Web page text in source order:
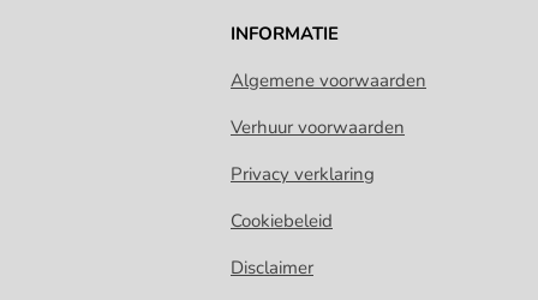
INFORMATIE
Algemene voorwaarden
Verhuur voorwaarden
Privacy verklaring
Cookiebeleid
Disclaimer